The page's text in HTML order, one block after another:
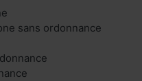
sans ordonnance